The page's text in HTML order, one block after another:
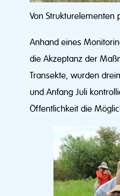
Von
Anhand eines
die Akzeptanz der
Transekte, wurden
und Anfang Juli
Öffentlichkeit die